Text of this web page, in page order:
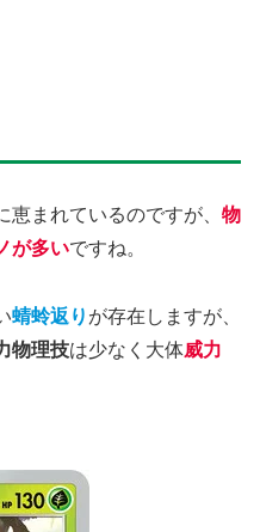
まれているのですが、 物
が多いですね。
蜻蛉返り が存在しますが、
物理技は少なく大体威力